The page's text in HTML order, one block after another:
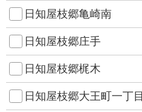
日知屋枝郷亀崎南
日知屋枝郷庄手
日知屋枝郷梶木
日知屋枝郷大王町一丁目